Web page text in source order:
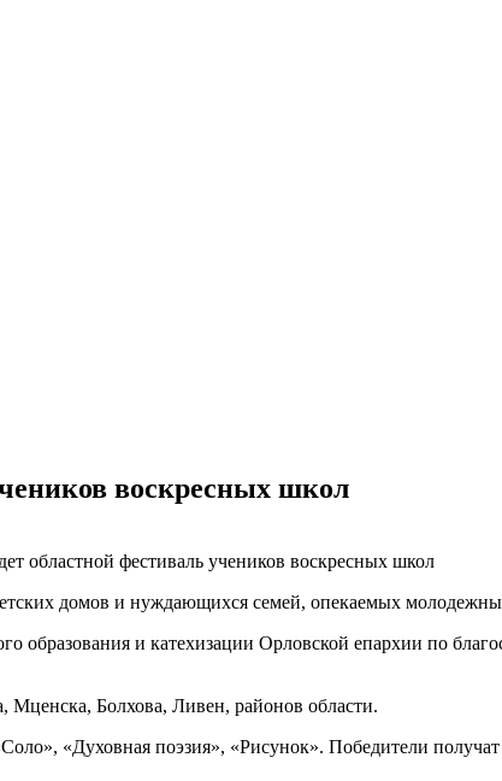
воскресных школ
домов и нуждающихся семей, опекаемых
образования и катехизации Орловской епархии по
Мценска, Болхова, Ливен, районов области.
«Духовная поэзия», «Рисунок». Победители